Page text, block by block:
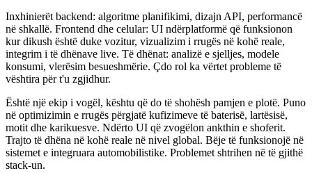
Inxhinierët backend: algoritme planifikimi, dizajn API, performancë
në shkallë. Frontend dhe celular: UI ndërplatformë që funksionon
kur dikush është duke vozitur, vizualizim i rrugës në kohë reale,
integrim i të dhënave live. Të dhënat: analizë e sjelljes, modele
konsumi, vlerësim besueshmërie. Çdo rol ka vërtet probleme të
vështira për t'u zgjidhur.
Është një ekip i vogël, kështu që do të shohësh pamjen e plotë. Puno
në optimizimin e rrugës përgjatë kufizimeve të baterisë, lartësisë,
motit dhe karikuesve. Ndërto UI që zvogëlon ankthin e shoferit.
Trajto të dhëna në kohë reale në nivel global. Bëje të funksionojë në
sistemet e integruara automobilistike. Problemet shtrihen në të gjithë
stack-un.